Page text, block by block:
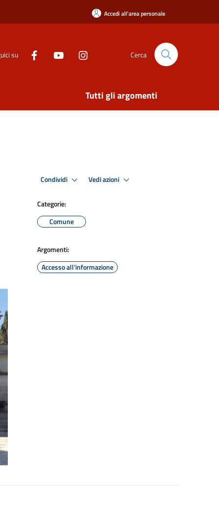
Accedi all'area personale
su Cerca
Tutti gli argomenti
Condividi Vedi azioni
Categorie:
Comune
Argomenti:
Accesso all'informazione